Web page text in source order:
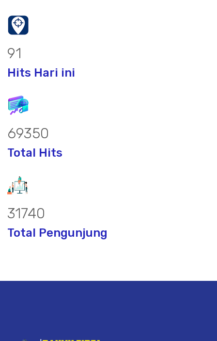
117
Hits Hari ini
89841
Total Hits
41119
Total Pengunjung